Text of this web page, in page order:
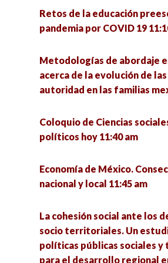
Gavilanes del municipio de
Simposio sobre Métodos de
Mesa de egresados: La
Ciencia Política. En memoria al
Padilla 2:00 pm
Emociones y experiencias del
norte de México 3:00 pm
Conversatorio Interinstitucional
justicia en el Estado de
12:00 pm
Diálogos sobre familias y
familias Acompañar y Resistir:
experiencias de colectivos de
Procesos de reconstitución
en América Latina 12:00 pm
multidisciplinario del desarrollo
Efecto de las remesas en la
Retos de la educación
pandemia por COVID 19
Metodologías de abordaje
acerca de la evolución de
autoridad en las familias
Coloquio de Ciencias
políticos hoy 11:40 am
Economía de México.
nacional y local 11:45 am
La cohesión social ante los
socio territoriales. Un
políticas públicas sociales
para el desarrollo regional